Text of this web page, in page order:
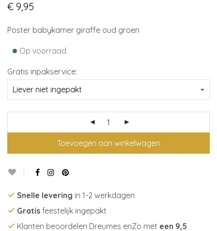
€ 9,95
Poster babykamer giraffe oud groen
• Op voorraad
Gratis inpakservice:
Toevoegen aan winkelwagen
Snelle levering in 1-2 werkdagen
Gratis feestelijk ingepakt
Klanten beoordelen Dreumes enZo met een 9,5